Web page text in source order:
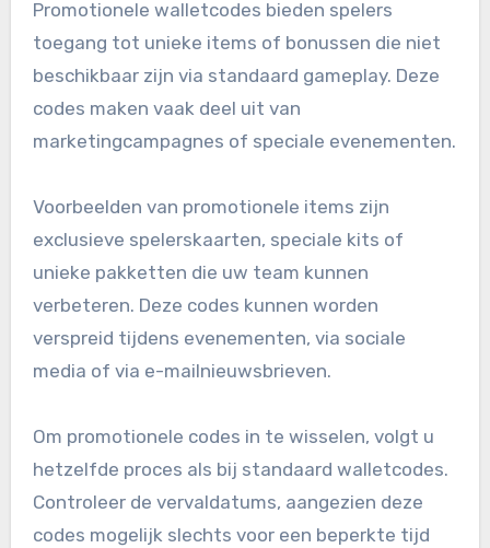
Promotionele walletcodes bieden spelers
toegang tot unieke items of bonussen die niet
beschikbaar zijn via standaard gameplay. Deze
codes maken vaak deel uit van
marketingcampagnes of speciale evenementen.
Voorbeelden van promotionele items zijn
exclusieve spelerskaarten, speciale kits of
unieke pakketten die uw team kunnen
verbeteren. Deze codes kunnen worden
verspreid tijdens evenementen, via sociale
media of via e-mailnieuwsbrieven.
Om promotionele codes in te wisselen, volgt u
hetzelfde proces als bij standaard walletcodes.
Controleer de vervaldatums, aangezien deze
codes mogelijk slechts voor een beperkte tijd